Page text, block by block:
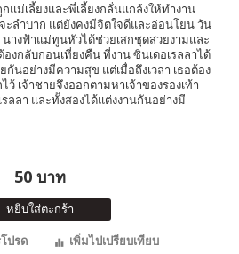
แม่เลี้ยงและพี่เลี้ยงกลั่นแกล้งให้ทำงาน
ะลำบาก แต่ยังคงมีจิตใจดีและอ่อนโยน วัน
นางฟ้าแม่ทูนหัวได้ช่วยเสกชุดสวยงามและ
งกลับก่อนเที่ยงคืน ที่งาน ซินเดอเรลลาได้
กันอย่างมีความสุข แต่เมื่อถึงเวลา เธอต้อง
เจ้าชายจึงออกตามหาเจ้าของรองเท้า
ลลา และทั้งสองได้แต่งงานกันอย่างมี
50 บาท
หยิบใส่ตะกร้า
ปรด
เพิ่มไปเปรียบเทียบ